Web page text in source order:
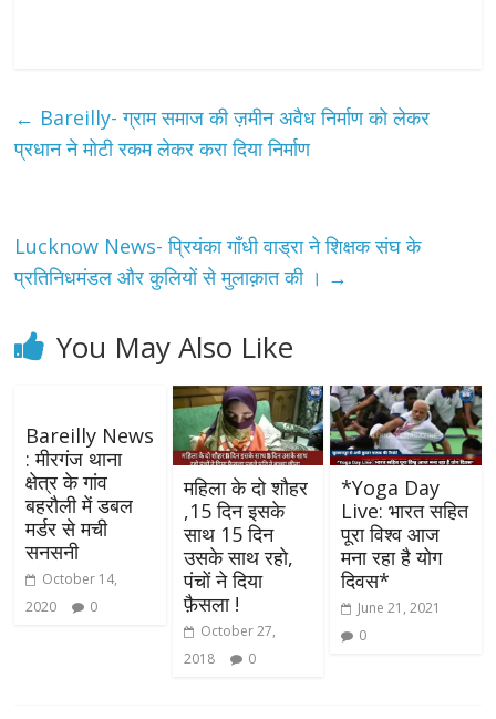
← Bareilly- ग्राम समाज की ज़मीन अवैध निर्माण को लेकर
प्रधान ने मोटी रकम लेकर करा दिया निर्माण
Lucknow News- प्रियंका गाँधी वाड्रा ने शिक्षक संघ के
प्रतिनिधमंडल और कुलियों से मुलाक़ात की । →
You May Also Like
Bareilly News
: मीरगंज थाना
क्षेत्र के गांव
बहरौली में डबल
मर्डर से मची
सनसनी
October 14,
2020
0
महिला के दो शौहर
,15 दिन इसके
साथ 15 दिन
उसके साथ रहो,
पंचों ने दिया
फ़ैसला !
October 27,
2018
0
*Yoga Day
Live: भारत सहित
पूरा विश्व आज
मना रहा है योग
दिवस*
June 21, 2021
0